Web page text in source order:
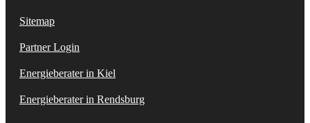
Sitemap
Partner Login
Energieberater in Kiel
Energieberater in Rendsburg